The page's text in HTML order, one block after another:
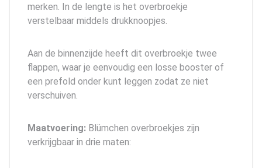
merken. In de lengte is het overbroekje
verstelbaar middels drukknoopjes.
Aan de binnenzijde heeft dit overbroekje twee
flappen, waar je eenvoudig een losse booster of
een prefold onder kunt leggen zodat ze niet
verschuiven.
Maatvoering: Blümchen overbroekjes zijn
verkrijgbaar in drie maten: